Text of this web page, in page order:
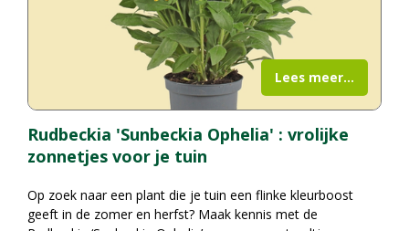
Rudbeckia 'Sunbeckia Ophelia' : vrolijke
zonnetjes voor je tuin
Op zoek naar een plant die je tuin een flinke kleurboost
geeft in de zomer en herfst? Maak kennis met de
Lees meer...